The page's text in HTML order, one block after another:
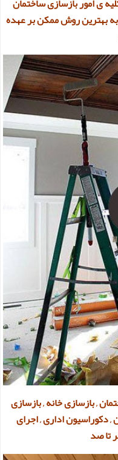
بهترین روش ممکن بر عهده
, بازسازی خانه , بازسازی
, دکوراسیون اداری , اجرای
تا صد